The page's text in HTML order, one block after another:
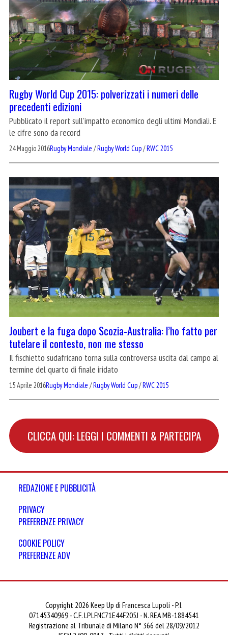
Rugby World Cup 2015: polverizzati i numeri delle
precedenti edizioni
Pubblicato il report sull'impatto economico degli ultimi Mondiali. E
le cifre sono da record
24 Maggio 2016Rugby Mondiale /Rugby World Cup/RWC 2015
Joubert e la fuga dopo Scozia-Australia: l’ho fatto per
tutelare il contesto, non me stesso
Il fischietto sudafricano torna sulla controversa uscita dal campo al
termine del quarto di finale iridato
15 Aprile 2016Rugby Mondiale /Rugby World Cup/RWC 2015
CLICCA QUI: LEGGI I COMMENTI & PARTECIPA
REDAZIONE E PUBBLICITÀ
PRIVACY
PREFERENZE PRIVACY
COOKIE POLICY
PREFERENZE ADV
Copyright 2026 Keep Up di Francesca Lupoli - P.I.
07145340969 - C.F. LPLFNC71E44F205J - N. REA MB-1884541
Registrazione al Tribunale di Milano N° 366 del 28/09/2012